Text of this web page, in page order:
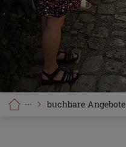
buchbare Angebote
···